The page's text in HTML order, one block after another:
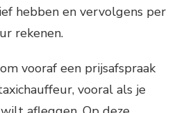
hebben en vervolgens per
rekenen.
vooraf een prijsafspraak
vooral als je